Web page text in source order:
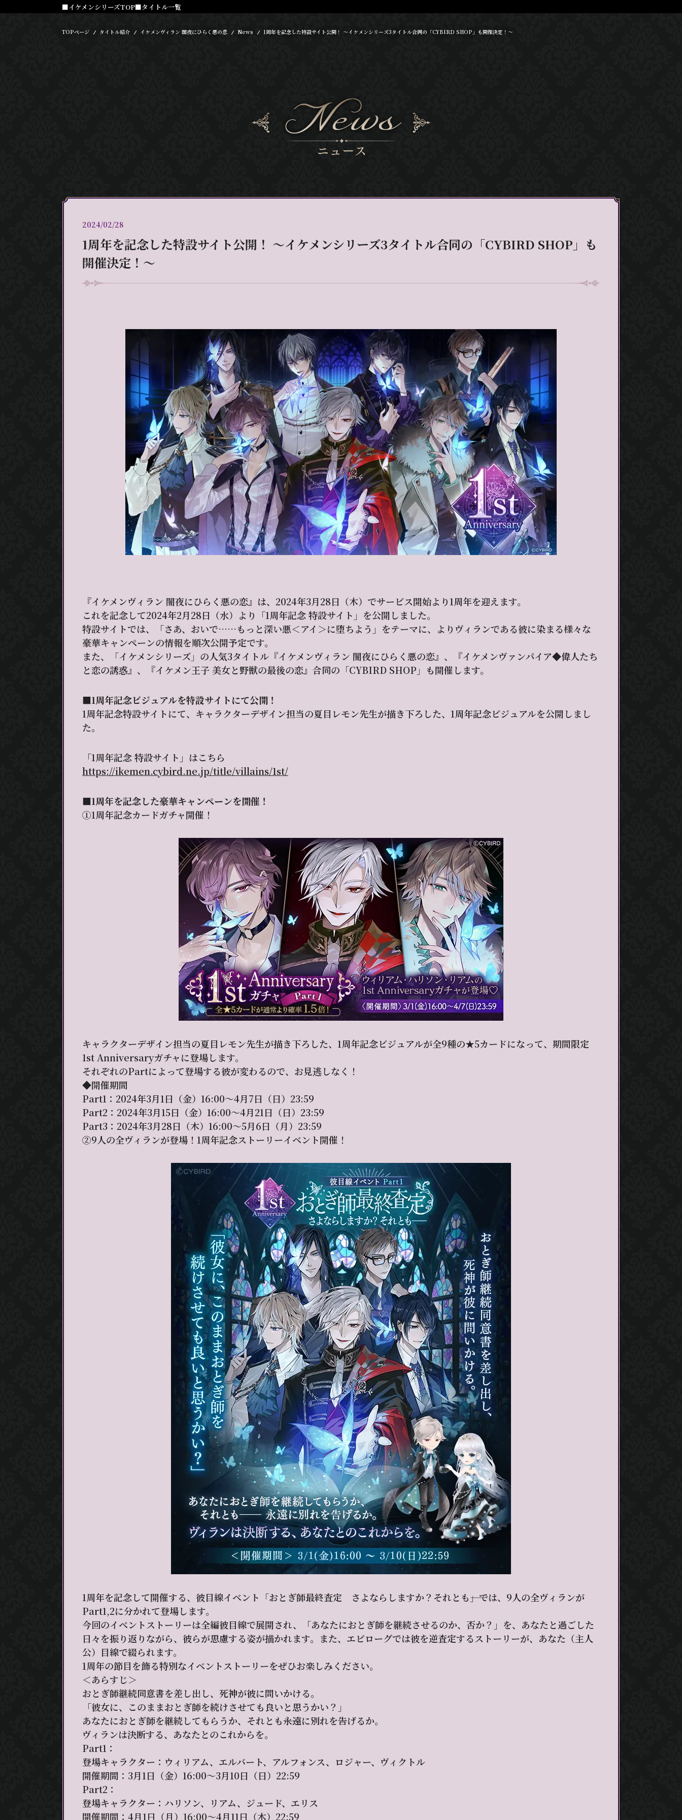
■イケメンシリーズTOP■タイトル一覧
TOPページ タイトル紹介 イケメンヴィラン 闇夜にひらく悪の恋 News 1周年を記念した特設サイト公開！ ～イケメンシリーズ3タイトル合同の「CYBIRD SHOP」も開催決定！～
2024/02/28
1周年を記念した特設サイト公開！ ～イケメンシリーズ3タイトル合同の「CYBIRD SHOP」も
開催決定！～
『イケメンヴィラン 闇夜にひらく悪の恋』は、2024年3月28日（木）でサービス開始より1周年を迎えます。
これを記念して2024年2月28日（水）より「1周年記念 特設サイト」を公開しました。
特設サイトでは、「さあ、おいで……もっと深い悪＜アイ＞に堕ちよう」をテーマに、よりヴィランである彼に染まる様々な
豪華キャンペーンの情報を順次公開予定です。
また、「イケメンシリーズ」の人気3タイトル『イケメンヴィラン 闇夜にひらく悪の恋』、『イケメンヴァンパイア◆偉人たち
と恋の誘惑』、『イケメン王子 美女と野獣の最後の恋』合同の「CYBIRD SHOP」も開催します。
■1周年記念ビジュアルを特設サイトにて公開！
1周年記念特設サイトにて、キャラクターデザイン担当の夏目レモン先生が描き下ろした、1周年記念ビジュアルを公開しまし
た。
「1周年記念 特設サイト」はこちら
https://ikemen.cybird.ne.jp/title/villains/1st/
■1周年を記念した豪華キャンペーンを開催！
①1周年記念カードガチャ開催！
キャラクターデザイン担当の夏目レモン先生が描き下ろした、1周年記念ビジュアルが全9種の★5カードになって、期間限定
1st Anniversaryガチャに登場します。
それぞれのPartによって登場する彼が変わるので、お見逃しなく！
◆開催期間
Part1：2024年3月1日（金）16:00～4月7日（日）23:59
Part2：2024年3月15日（金）16:00～4月21日（日）23:59
Part3：2024年3月28日（木）16:00～5月6日（月）23:59
②9人の全ヴィランが登場！1周年記念ストーリーイベント開催！
1周年を記念して開催する、彼目線イベント「おとぎ師最終査定 さよならしますか？それとも――」では、9人の全ヴィランが
Part1,2に分かれて登場します。
今回のイベントストーリーは全編彼目線で展開され、「あなたにおとぎ師を継続させるのか、否か？」を、あなたと過ごした
日々を振り返りながら、彼らが思慮する姿が描かれます。また、エピローグでは彼を逆査定するストーリーが、あなた（主人
公）目線で綴られます。
1周年の節目を飾る特別なイベントストーリーをぜひお楽しみください。
＜あらすじ＞
おとぎ師継続同意書を差し出し、死神が彼に問いかける。
「彼女に、このままおとぎ師を続けさせても良いと思うかい？」
あなたにおとぎ師を継続してもらうか、それとも――永遠に別れを告げるか。
ヴィランは決断する、あなたとのこれからを。
Part1：
登場キャラクター：ウィリアム、エルバート、アルフォンス、ロジャー、ヴィクトル
開催期間：3月1日（金）16:00～3月10日（日）22:59
Part2：
登場キャラクター：ハリソン、リアム、ジュード、エリス
開催期間：4月1日（月）16:00～4月11日（木）22:59